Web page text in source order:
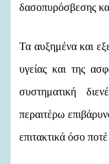
δασοπυρόσβεσης
Τα αυξημένα και
υγείας και της
συστηματική
περαιτέρω
επιτακτικά όσο